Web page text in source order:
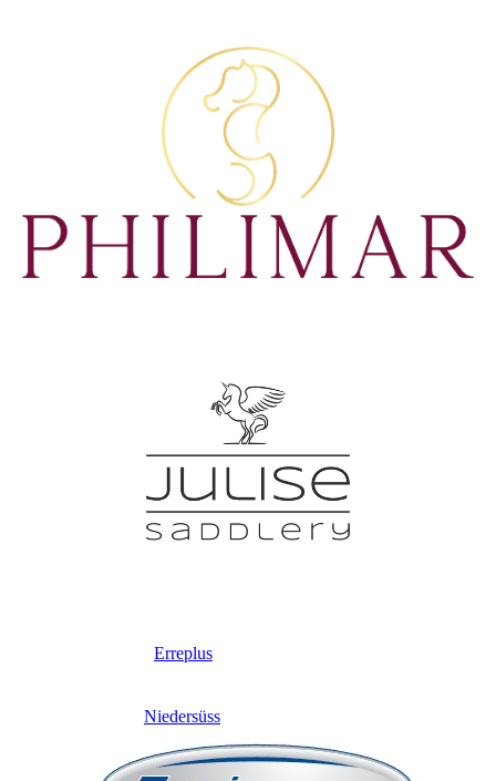
Erreplus
Niedersüss